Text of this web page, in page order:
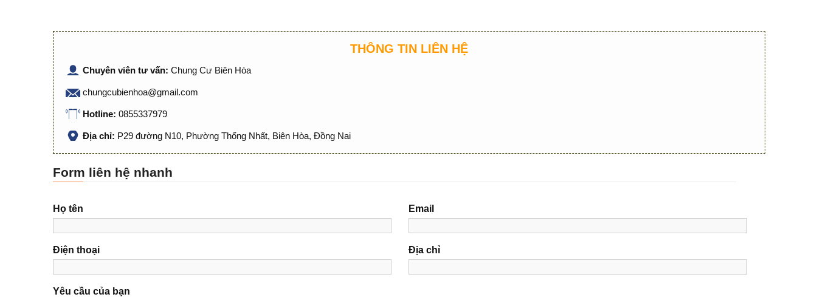
THÔNG TIN LIÊN HỆ
Chuyên viên tư vấn: Chung Cư Biên Hòa
chungcubienhoa@gmail.com
Hotline: 0855337979
Địa chỉ: P29 đường N10, Phường Thống Nhất, Biên Hòa, Đồng Nai
Form liên hệ nhanh
Họ tên Email
Điện thoại Địa chỉ
Yêu cầu của bạn